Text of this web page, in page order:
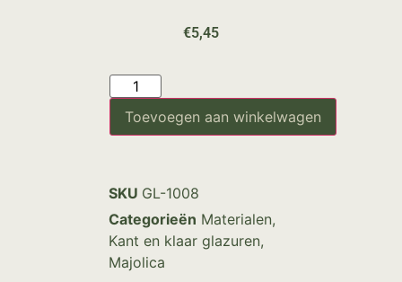
€5,45
Toevoegen aan winkelwagen
SKU GL-1008
Categorieën Materialen,
Kant en klaar glazuren,
Majolica